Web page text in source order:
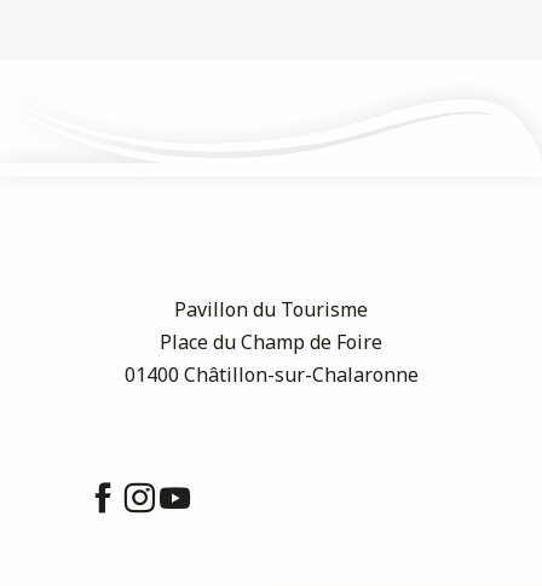
Pavillon du Tourisme
Place du Champ de Foire
01400 Châtillon-sur-Chalaronne